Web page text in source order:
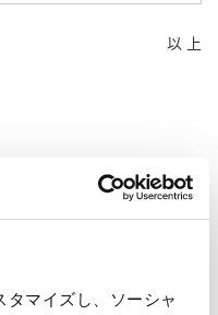
タマイズし、ソーシャ
以 上
目1番3号
5108